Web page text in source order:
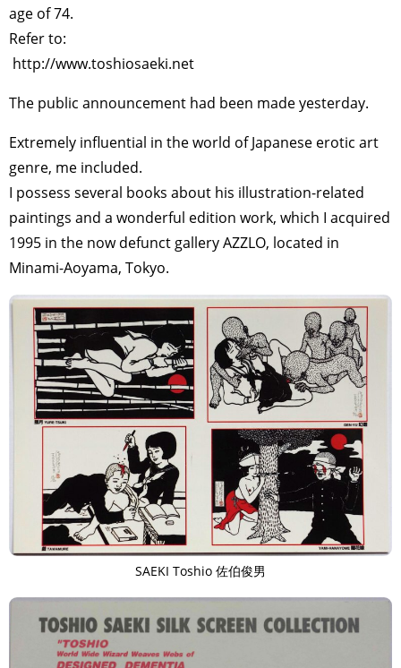
age of 74.
Refer to:
http://www.toshiosaeki.net
The public announcement had been made yesterday.
Extremely influential in the world of Japanese erotic art
genre, me included.
I possess several books about his illustration-related
paintings and a wonderful edition work, which I acquired
1995 in the now defunct gallery AZZLO, located in
Minami-Aoyama, Tokyo.
SAEKI Toshio 佐伯俊男